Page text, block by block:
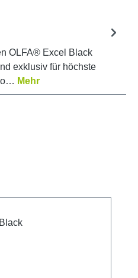
OLFA® Excel Black
exklusiv für höchste
Mehr